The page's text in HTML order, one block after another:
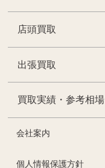
店頭買取
出張買取
買取実績・参考相場
会社案内
個人情報保護方針